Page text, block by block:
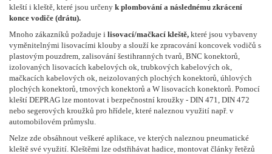
kleští i kleště, které jsou určeny k plombování a následnému zkrácení
konce vodiče (drátu).
Mnoho zákazníků požaduje i lisovací/mačkací kleště, které jsou vybaveny
vyměnitelnými lisovacími klouby a slouží ke zpracování koncovek vodičů s
plastovým pouzdrem, zalisování šestihranných tvarů, BNC konektorů,
izolovaných lisovacích kabelových ok, trubkových kabelových ok,
mačkacích kabelových ok, neizolovaných plochých konektorů, úhlových
plochých konektorů, trnových konektorů a W lisovacích konektorů. Pomocí
kleští DEPRAG lze montovat i bezpečnostní kroužky - DIN 471, DIN 472
nebo segerových kroužků pro hřídele, které naleznou využití např. v
automobilovém průmyslu.
Nelze zde obsáhnout veškeré aplikace, ve kterých naleznou pneumatické
kleště své využití. Kleštěmi lze odstřihávat hadice, montovat články řetězů